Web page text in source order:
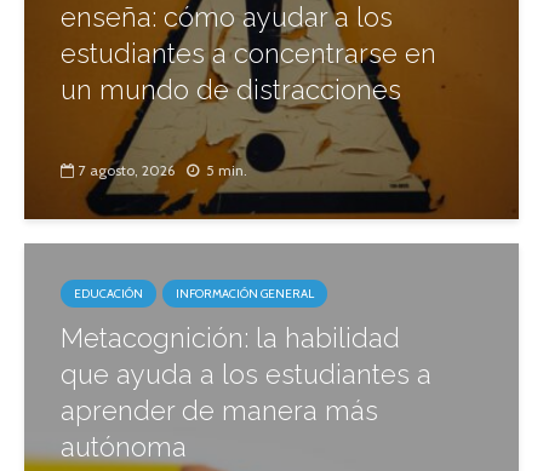
enseña: cómo ayudar a los
estudiantes a concentrarse en
un mundo de distracciones
7 agosto, 2026 5 min.
EDUCACIÓN INFORMACIÓN GENERAL
Metacognición: la habilidad
que ayuda a los estudiantes a
aprender de manera más
autónoma